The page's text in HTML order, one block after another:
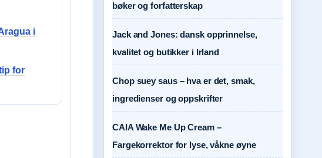
i
for
bøker og forfatterskap
Jack and Jones: dansk opprinnelse,
kvalitet og butikker i Irland
Chop suey saus – hva er det, smak,
ingredienser og oppskrifter
CAIA Wake Me Up Cream –
Fargekorrektor for lyse, våkne øyne